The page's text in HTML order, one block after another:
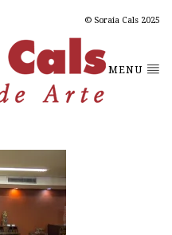
© Soraia Cals 2025
MENU